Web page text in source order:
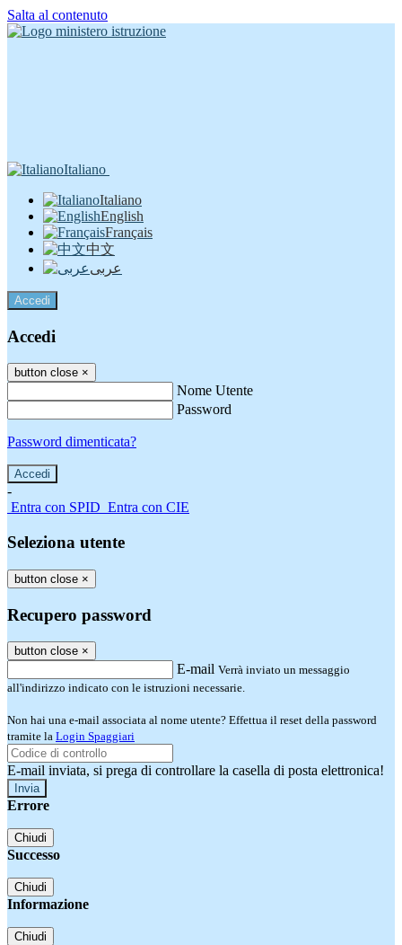
Salta al contenuto
Italiano
Italiano
English
Français
中文
عربى
Accedi
Accedi
button close ×
Nome Utente
Password
Password dimenticata?
-
Entra con SPID Entra con CIE
Seleziona utente
button close ×
Recupero password
button close ×
E-mail Verrà inviato un messaggio
all'indirizzo indicato con le istruzioni necessarie.
Non hai una e-mail associata al nome utente? Effettua il reset della password
tramite la Login Spaggiari
E-mail inviata, si prega di controllare la casella di posta elettronica!
Errore
Chiudi
Successo
Chiudi
Informazione
Chiudi